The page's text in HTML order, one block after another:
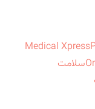
Medical Xpress
سلامت